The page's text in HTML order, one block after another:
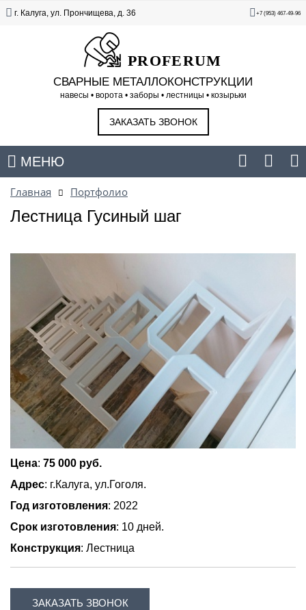
г. Калуга, ул. Прончищева, д. 36 +7 (953) 467-49-96
PROFERUM
СВАРНЫЕ МЕТАЛЛОКОНСТРУКЦИИ
навесы • ворота • заборы • лестницы • козырьки
ЗАКАЗАТЬ ЗВОНОК
МЕНЮ
Главная Портфолио
Лестница Гусиный шаг
Цена: 75 000 руб.
Адрес: г.Калуга, ул.Гоголя.
Год изготовления: 2022
Срок изготовления: 10 дней.
Конструкция: Лестница
ЗАКАЗАТЬ ЗВОНОК